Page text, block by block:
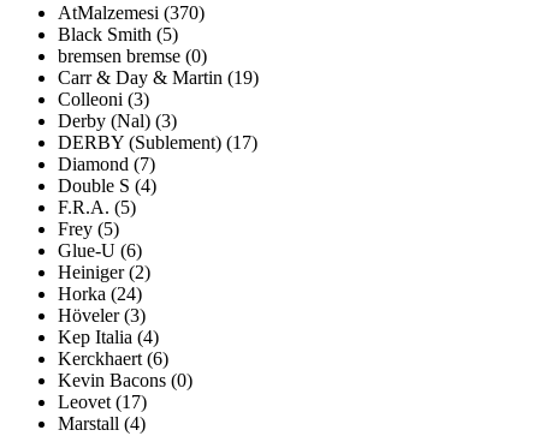
AtMalzemesi (370)
Black Smith (5)
bremsen bremse (0)
Carr & Day & Martin (19)
Colleoni (3)
Derby (Nal) (3)
DERBY (Sublement) (17)
Diamond (7)
Double S (4)
F.R.A. (5)
Frey (5)
Glue-U (6)
Heiniger (2)
Horka (24)
Höveler (3)
Kep Italia (4)
Kerckhaert (6)
Kevin Bacons (0)
Leovet (17)
Marstall (4)